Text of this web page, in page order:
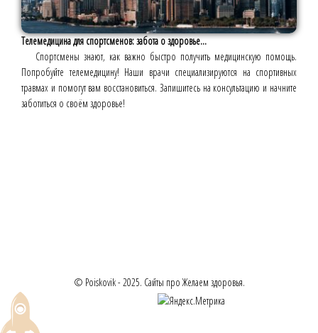
Телемедицина для спортсменов: забота о здоровье...
Спортсмены знают, как важно быстро получить медицинскую помощь.
Попробуйте телемедицину! Наши врачи специализируются на спортивных
травмах и помогут вам восстановиться. Запишитесь на консультацию и начните
заботиться о своём здоровье!
© Poiskovik - 2025. Сайты про Желаем здоровья.